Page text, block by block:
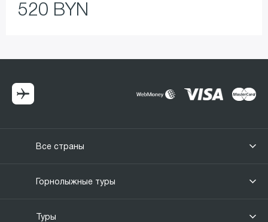
520 BYN
Все страны
Горнолыжные туры
Туры